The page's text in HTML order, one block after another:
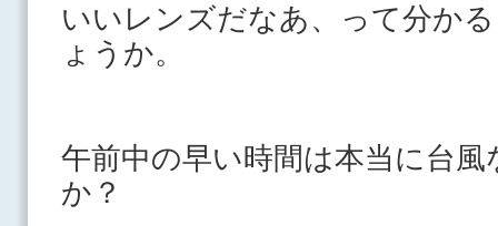
いいレンズだなあ、って分か
ょうか。
午前中の早い時間は本当に台
か？